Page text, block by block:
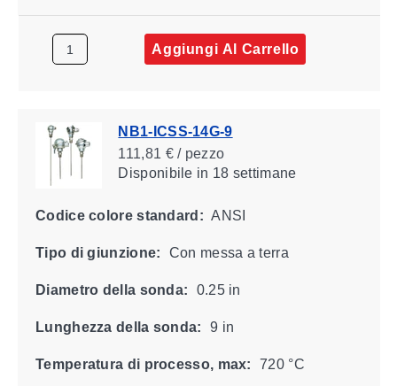
Aggiungi Al Carrello
NB1-ICSS-14G-9
111,81 € / pezzo
Disponibile in 18 settimane
Codice colore standard: ANSI
Tipo di giunzione: Con messa a terra
Diametro della sonda: 0.25 in
Lunghezza della sonda: 9 in
Temperatura di processo, max: 720 °C